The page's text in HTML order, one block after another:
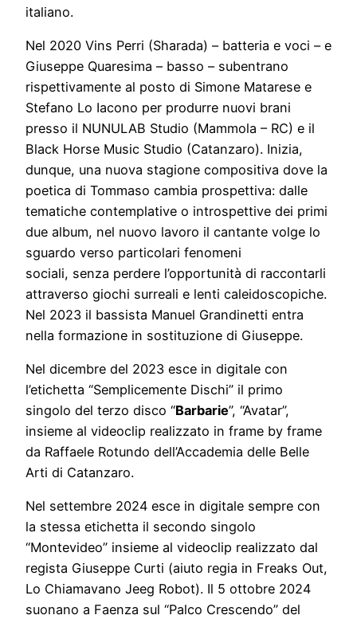
italiano.
Nel 2020 Vins Perri (Sharada) – batteria e voci – e
Giuseppe Quaresima – basso – subentrano
rispettivamente al posto di Simone Matarese e
Stefano Lo Iacono per produrre nuovi brani
presso il NUNULAB Studio (Mammola – RC) e il
Black Horse Music Studio (Catanzaro). Inizia,
dunque, una nuova stagione compositiva dove la
poetica di Tommaso cambia prospettiva: dalle
tematiche contemplative o introspettive dei primi
due album, nel nuovo lavoro il cantante volge lo
sguardo verso particolari fenomeni
sociali, senza perdere l’opportunità di raccontarli
attraverso giochi surreali e lenti caleidoscopiche.
Nel 2023 il bassista Manuel Grandinetti entra
nella formazione in sostituzione di Giuseppe.
Nel dicembre del 2023 esce in digitale con
l’etichetta “Semplicemente Dischi” il primo
singolo del terzo disco “Barbarie”, “Avatar”,
insieme al videoclip realizzato in frame by frame
da Raffaele Rotundo dell’Accademia delle Belle
Arti di Catanzaro.
Nel settembre 2024 esce in digitale sempre con
la stessa etichetta il secondo singolo
“Montevideo” insieme al videoclip realizzato dal
regista Giuseppe Curti (aiuto regia in Freaks Out,
Lo Chiamavano Jeeg Robot). Il 5 ottobre 2024
suonano a Faenza sul “Palco Crescendo” del